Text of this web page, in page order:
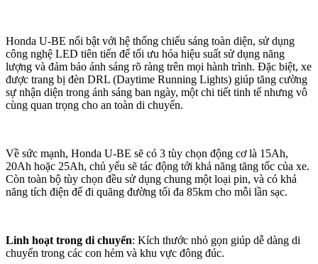
Honda U-BE nổi bật với hệ thống chiếu sáng toàn diện, sử dụng
công nghệ LED tiên tiến để tối ưu hóa hiệu suất sử dụng năng
lượng và đảm bảo ánh sáng rõ ràng trên mọi hành trình. Đặc biệt, xe
được trang bị đèn DRL (Daytime Running Lights) giúp tăng cường
sự nhận diện trong ánh sáng ban ngày, một chi tiết tinh tế nhưng vô
cùng quan trọng cho an toàn di chuyển.
Về sức mạnh, Honda U-BE sẽ có 3 tùy chọn động cơ là 15Ah,
20Ah hoặc 25Ah, chủ yếu sẽ tác động tới khả năng tăng tốc của xe.
Còn toàn bộ tùy chọn đều sử dụng chung một loại pin, và có khả
năng tích điện để đi quãng đường tối đa 85km cho mỗi lần sạc.
Linh hoạt trong di chuyển: Kích thước nhỏ gọn giúp dễ dàng di
chuyển trong các con hẻm và khu vực đông đúc.